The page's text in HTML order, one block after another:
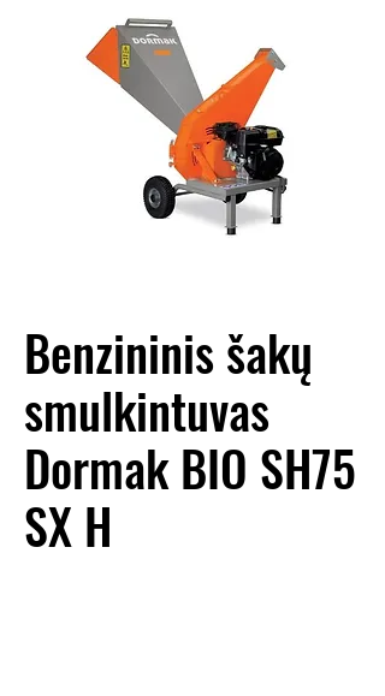
Benzininis šakų
smulkintuvas
Dormak BIO SH75
SX H